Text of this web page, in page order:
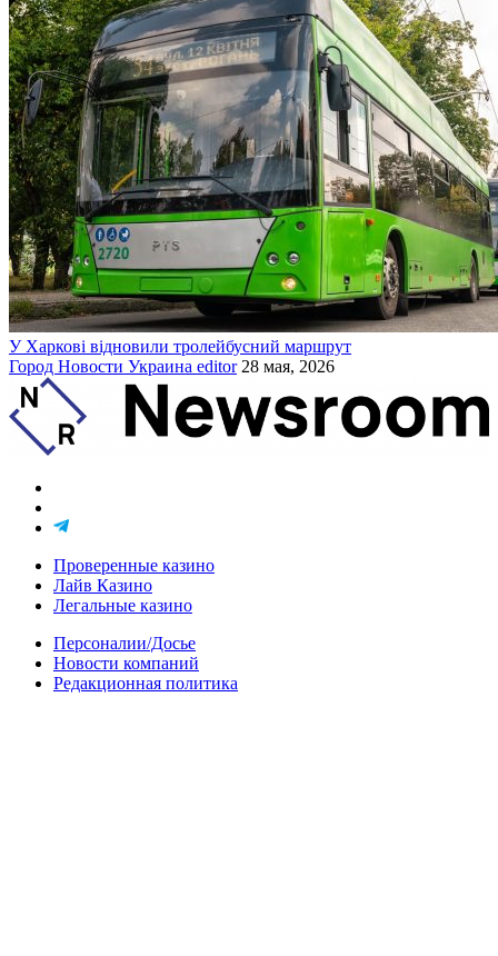
У Харкові відновили тролейбусний маршрут
Город Новости Украина editor 28 мая, 2026
Проверенные казино
Лайв Казино
Легальные казино
Персоналии/Досье
Новости компаний
Редакционная политика